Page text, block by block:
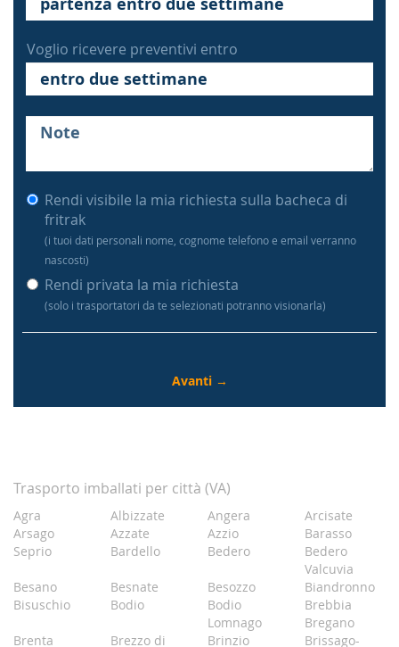
Voglio ricevere preventivi entro
Rendi visibile la mia richiesta sulla bacheca di
fritrak
(i tuoi dati personali nome, cognome telefono e email verranno
nascosti)
Rendi privata la mia richiesta
(solo i trasportatori da te selezionati potranno visionarla)
Trasporto imballati per città (VA)
Agra Albizzate Angera
Arcisate
Arsago
Seprio
Azzate Azzio
Barasso
Bardello
Bedero
Bedero
Valcuvia
Besano
Besnate Besozzo
Biandronno
Bisuschio
Bodio
Bodio
Lomnago
Brebbia
Bregano
Brenta
Brezzo di
Brinzio
Brissago-